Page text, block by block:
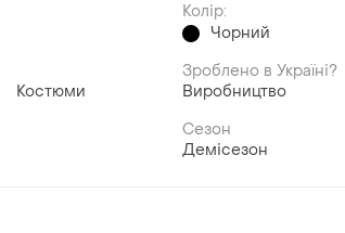
Колір:
Чорний
Костюми
Зроблено в Україні?
Виробництво
Сезон
Демісезон